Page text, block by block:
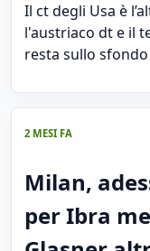
Il ct degli Usa è
l'austriaco dt e il
resta sullo
2 MESI FA
Milan,
per Ibra